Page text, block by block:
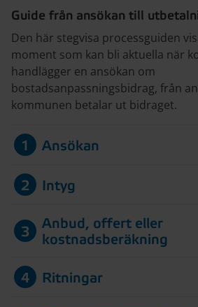
Guide från ansökan till
Den här stegvisa processguiden
moment som kan bli aktuella när
handlägger en ansökan om
bostadsanpassningsbidrag, från
kommunen betalar ut bidraget.
1 Ansökan
2 Intyg
3
Anbud, offert eller
kostnadsberäkning
4 Ritningar